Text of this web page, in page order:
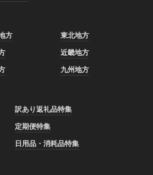
方
東北地方
近畿地方
九州地方
訳あり返礼品特集
定期便特集
日用品・消耗品特集